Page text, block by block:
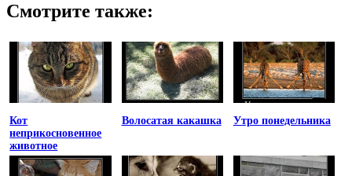
Смотрите также:
Кот
неприкосновенное
животное
Волосатая какашка Утро понедельника